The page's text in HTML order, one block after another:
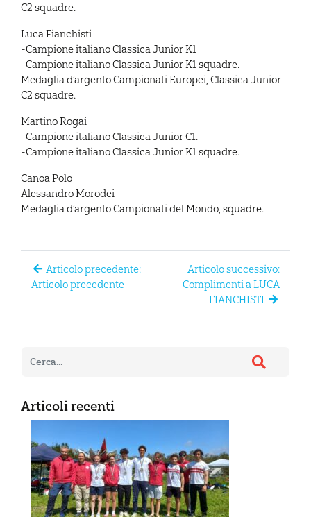
C2 squadre.
Luca Fianchisti
-Campione italiano Classica Junior K1
-Campione italiano Classica Junior K1 squadre.
Medaglia d’argento Campionati Europei, Classica Junior
C2 squadre.
Martino Rogai
-Campione italiano Classica Junior C1.
-Campione italiano Classica Junior K1 squadre.
Canoa Polo
Alessandro Morodei
Medaglia d’argento Campionati del Mondo, squadre.
Articolo precedente:
Articolo precedente
Articolo successivo:
Complimenti a LUCA
FIANCHISTI
Articoli recenti